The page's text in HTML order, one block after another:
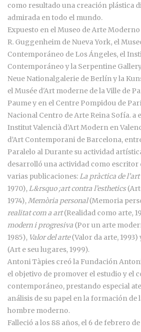
como resultado una creación plástica
admirada en todo el mundo.
Expuesto en el Museo de Arte
R. Guggenheim de Nueva York, el
Contemporáneo de Los Ángeles, el
Contemporáneo y la Serpentine
Neue Nationalgalerie de Berlín y la
el Musée d'Art moderne de la Ville de
Paume y en el Centre Pompidou de
Nacional Centro de Arte Reina Sofía. a
Institut Valencià d’Art Modern en
d’Art Contemporani de Barcelona,
Paralelo al Durante su actividad
desarrolló una actividad como escritor
varias publicaciones:La pràctica de l’art
1970),L&rsquo ;art contra l’esthetics
1974),Memòria personal(Memoria
realitat com a art(Realidad como arte,
modern i progresiva (Por un arte
1985), Valor del arte(Valor da arte, 1993)
(Art e seu lugares, 1999).
Antoni Tàpies creó la Fundación
el objetivo de promover el estudio y el
contemporáneo, prestando especial
análisis de su papel en la formación de
hombre moderno.
Falleció a los 88 años, el 6 de febrero